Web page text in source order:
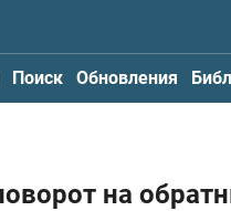
Поиск Обновления
на